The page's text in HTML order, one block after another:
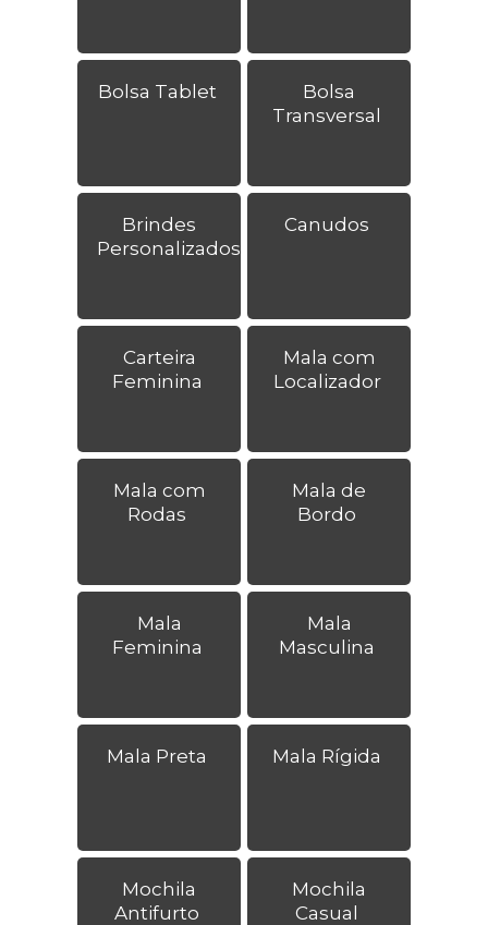
Bolsa Tablet
Bolsa
Transversal
Brindes
Personalizados
Canudos
Carteira
Feminina
Mala com
Localizador
Mala com
Rodas
Mala de
Bordo
Mala
Feminina
Mala
Masculina
Mala Preta Mala Rígida
Mochila
Antifurto
Mochila
Casual